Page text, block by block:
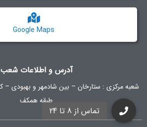
آدرس و اطلاعات شعب
شعبه مرکزی :
طبقه همکف
Google Maps